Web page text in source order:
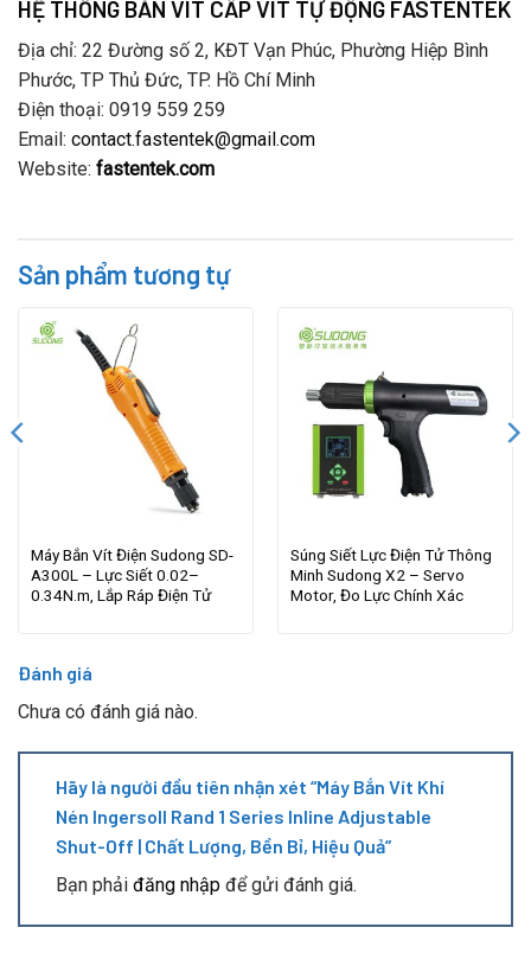
HỆ THỐNG BẮN VÍT CẤP VÍT TỰ ĐỘNG FASTENTEK
Địa chỉ: 22 Đường số 2, KĐT Vạn Phúc, Phường Hiệp Bình
Phước, TP Thủ Đức, TP. Hồ Chí Minh
Điện thoại: 0919 559 259
Email: contact.fastentek@gmail.com
Website: fastentek.com
Sản phẩm tương tự
Máy Bắn Vít Điện Sudong SD-
A300L – Lực Siết 0.02–
0.34N.m, Lắp Ráp Điện Tử
Súng Siết Lực Điện Tử Thông
Minh Sudong X2 – Servo
Motor, Đo Lực Chính Xác
Đánh giá
Chưa có đánh giá nào.
Hãy là người đầu tiên nhận xét “Máy Bắn Vít Khí
Nén Ingersoll Rand 1 Series Inline Adjustable
Shut-Off | Chất Lượng, Bền Bỉ, Hiệu Quả”
Bạn phải đăng nhập để gửi đánh giá.